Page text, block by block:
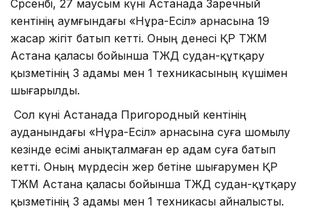
Сәрсенбі, 27 маусым күні Астанада Заречный
кентінің аумғындағы «Нұра-Есіл» арнасына 19
жасар жігіт батып кетті. Оның денесі ҚР ТЖМ
Астана қаласы бойынша ТЖД судан-құтқару
қызметінің 3 адамы мен 1 техникасының күшімен
шығарылды.
Сол күні Астанада Пригородный кентінің
ауданындағы «Нұра-Есіл» арнасына суға шомылу
кезінде есімі анықталмаған ер адам суға батып
кетті. Оның мүрдесін жер бетіне шығарумен ҚР
ТЖМ Астана қаласы бойынша ТЖД судан-құтқару
қызметінің 3 адамы мен 1 техникасы айналысты.